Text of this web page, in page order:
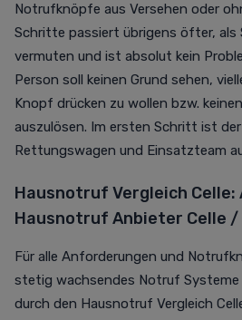
Notrufknöpfe aus Versehen oder
Schritte passiert übrigens öfter, als
vermuten und ist absolut kein
Person soll keinen Grund sehen,
Knopf drücken zu wollen bzw.
auszulösen. Im ersten Schritt ist
Rettungswagen und Einsatzteam
Hausnotruf Vergleich Celle:
Hausnotruf Anbieter Celle /
Für alle Anforderungen und
stetig wachsendes Notruf Systeme
durch den Hausnotruf Vergleich